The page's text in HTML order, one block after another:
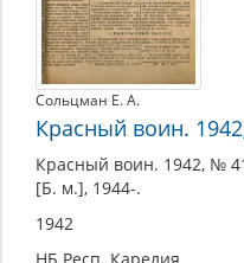
Сольцман Е. А.
Красный воин.
Красный воин. 1942, №
[Б. м.], 1944-.
1942